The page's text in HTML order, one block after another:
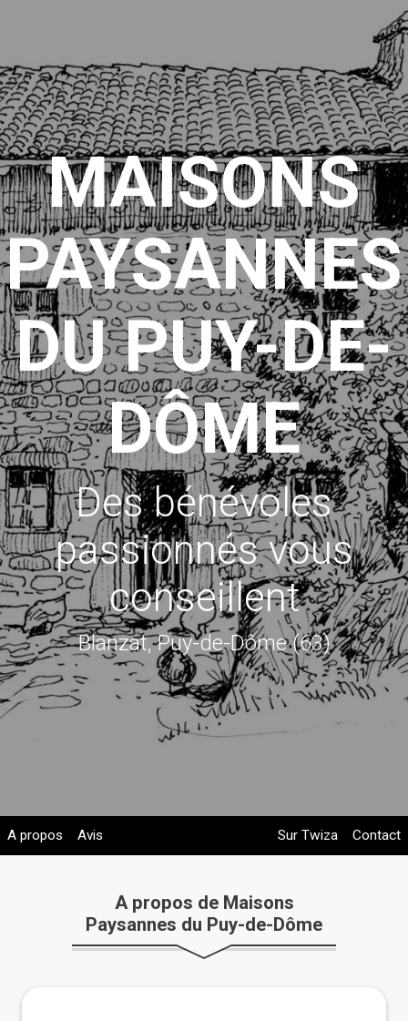
MAISONS
PAYSANNES
DU PUY-DE-
DÔME
Des bénévoles
passionnés vous
conseillent
Blanzat, Puy-de-Dôme (63)
A propos Avis Sur Twiza Contact
A propos de Maisons
Paysannes du Puy-de-Dôme